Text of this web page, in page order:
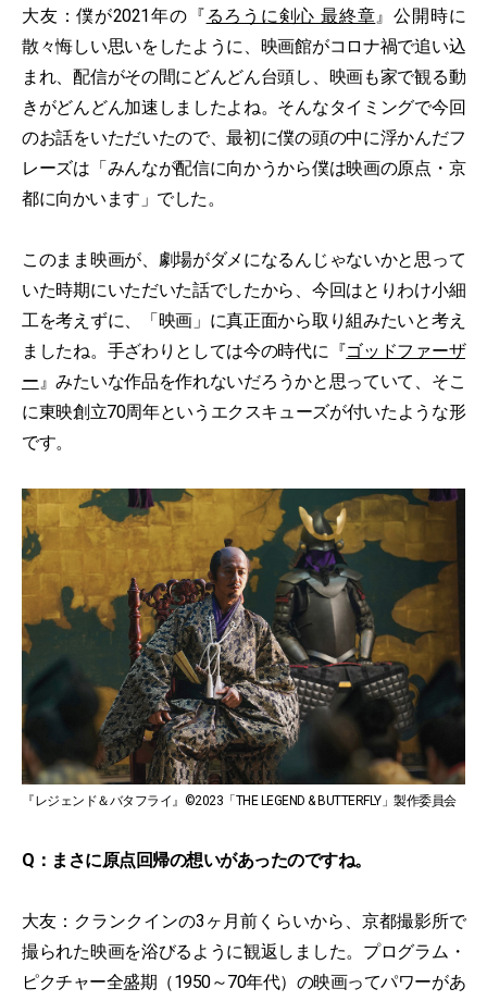
大友：僕が2021年の『 るろうに剣心 最終章』公開時に
散々悔しい思いをしたように、映画館がコロナ禍で追い込
まれ、配信がその間にどんどん台頭し、映画も家で観る動
きがどんどん加速しましたよね。そんなタイミングで今回
のお話をいただいたので、最初に僕の頭の中に浮かんだフ
レーズは「みんなが配信に向かうから僕は映画の原点・京
都に向かいます」でした。
このまま映画が、劇場がダメになるんじゃないかと思って
いた時期にいただいた話でしたから、今回はとりわけ小細
工を考えずに、「映画」に真正面から取り組みたいと考え
ましたね。手ざわりとしては今の時代に『ゴッドファーザ
ー』みたいな作品を作れないだろうかと思っていて、そこ
に東映創立70周年というエクスキューズが付いたような形
です。
『レジェンド＆バタフライ』©2023「THE LEGEND & BUTTERFLY」製作委員会
Q：まさに原点回帰の想いがあったのですね。
大友：クランクインの3ヶ月前くらいから、京都撮影所で
撮られた映画を浴びるように観返しました。プログラム・
ピクチャー全盛期（1950～70年代）の映画ってパワーがあ